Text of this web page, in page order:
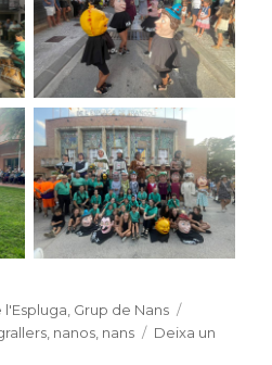
l'Espluga Grup de Nans
nanos nans
Deixa un